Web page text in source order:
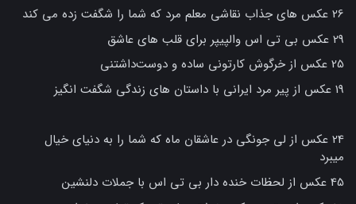
26 عکس های جذاب نقاشی معلم مرد که شما را شگفت زده می کند
29 عکس بی تی اس والپیپر برای قلب های عاشق
25 عکس از خرگوش کارتونی ساده و دوست‌داشتنی
19 عکس از پیر مرد ایرانی با داستان های زندگی شگفت انگیز
24 عکس از لی جونگی در عاشقان ماه که شما را به دنیای خیال
میبرد
45 عکس از لحظات خنده دار بی تی اس با جملات دلنشین